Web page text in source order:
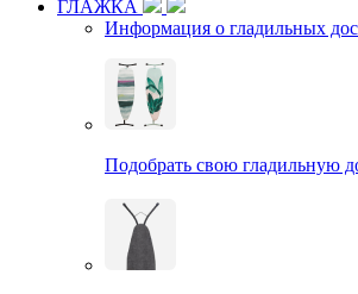
ГЛАЖКА
Информация о гладильных
Подобрать свою гладильную